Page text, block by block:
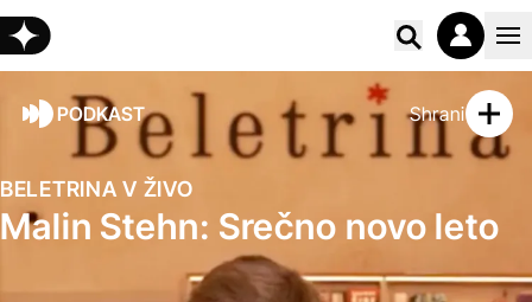
Poišči
PODKAST
Shrani
BELETRINA V ŽIVO
Malin Stehn: Srečno novo leto